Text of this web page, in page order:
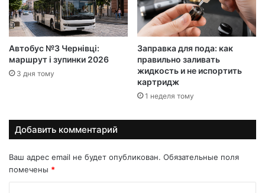
Автобус №3 Чернівці:
маршрут і зупинки 2026
3 дня тому
Заправка для пода: как
правильно заливать
жидкость и не испортить
картридж
1 неделя тому
Добавить комментарий
Ваш адрес email не будет опубликован. Обязательные поля
помечены *